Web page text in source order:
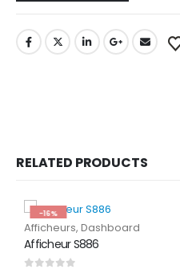
RELATED PRODUCTS
-16%
Afficheurs,Dashboard
Afficheur S886